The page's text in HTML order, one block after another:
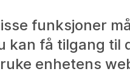
funksjoner
kan få tilgang til
enhetens